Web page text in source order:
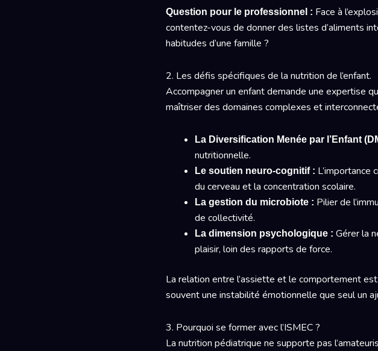
Question pour le professionnel : Face à
contentez-vous de donner des listes d’aliments
habitudes d’une famille ?
2. Les défis spécifiques de la nutrition de l’enfant.
Accompagner un enfant demande une expertise
maîtriser des domaines complexes et
La Diversification Menée par l’Enfant
nutritionnelle.
Le soutien neuro-cognitif : L’importance
du cerveau et la concentration scolaire.
La gestion du microbiote : Pilier de
de collectivité.
La dimension psychologique : Gérer la
plaisir, loin des rapports de force.
La relation entre l’assiette et le comportement
souvent une instabilité émotionnelle que seul un
3. Pourquoi se former avec l’ISMEC ?
La nutrition pédiatrique ne supporte pas